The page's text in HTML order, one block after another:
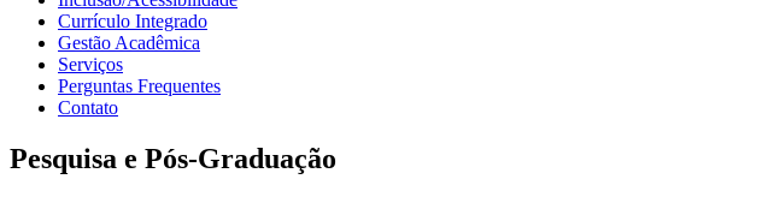
Currículo Integrado
Gestão Acadêmica
Serviços
Perguntas Frequentes
Contato
Pesquisa e Pós-Graduação